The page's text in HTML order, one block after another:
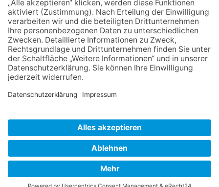
ANMELDEN
LOGIN
AGB
Impressum
Datenschutz
digitalkonferenz.net
Kontakt
Cookie-Einstellungen
HABEN SIE FRAGEN?
+49 (0)7254 / 95773-0